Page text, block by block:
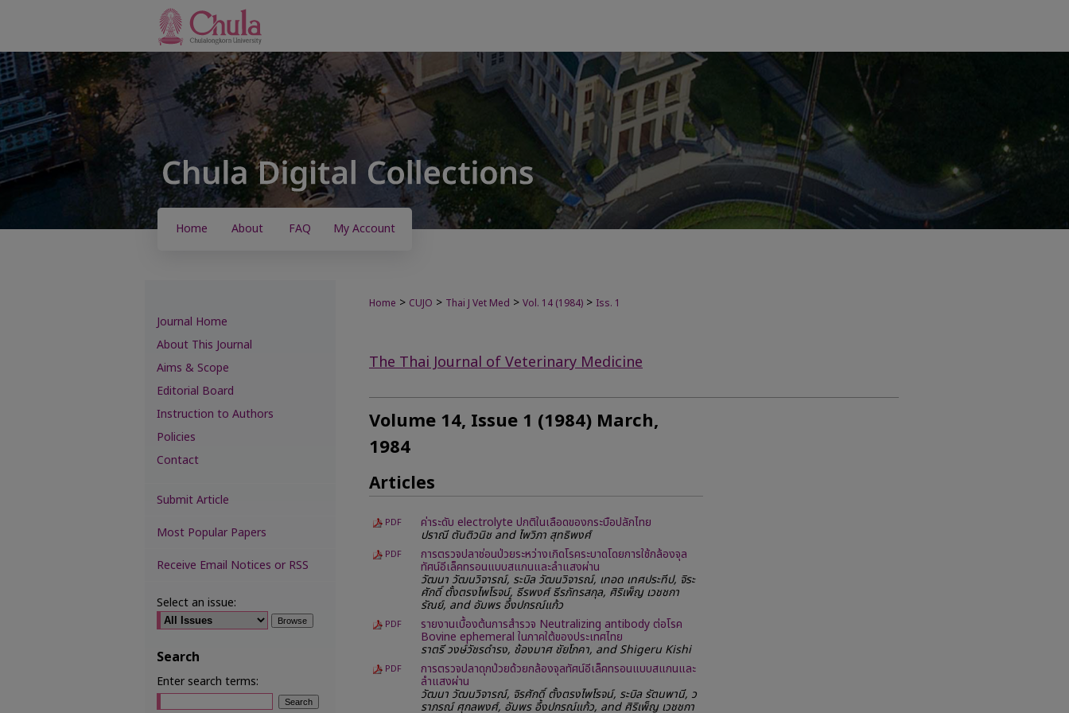
Home About FAQ My Account
Home > CUJO > Thai J Vet Med > Vol. 14 (1984) > Iss. 1
The Thai Journal of Veterinary Medicine
Volume 14, Issue 1 (1984) March,
1984
Articles
PDF ค่าระดับ electrolyte ปกติในเลือดของกระบือปลักไทย
ปราณี ตันติวนิช and ไพวิภา สุทธิพงศ์
PDF การตรวจปลาช่อนป่วยระหว่างเกิดโรคระบาดโดยการใช้กล้องจุล
ทัศน์อีเล็คทรอนแบบสแกนและลำแสงผ่าน
วัฒนา วัฒนวิจารณ์, ระบิล วัฒนวิจารณ์, เทอด เทศประทีป, จิระ
ศักดิ์ ตั้งตรงไพโรจน์, ธีรพงศ์ ธีรภัทรสกุล, ศิริเพ็ญ เวชชกา
รัณย์, and อัมพร อึ้งปกรณ์แก้ว
PDF รายงานเบื้องต้นการสำรวจ Neutralizing antibody ต่อโรค
Bovine ephemeral ในภาคใต้ของประเทศไทย
ราตรี วงษ์วัชรดำรง, ช้องมาศ ชัยโภคา, and Shigeru Kishi
PDF การตรวจปลาดุกป่วยด้วยกล้องจุลทัศน์อีเล็คทรอนแบบสแกนและ
ลำแสงผ่าน
วัฒนา วัฒนวิจารณ์, จิรศักดิ์ ตั้งตรงไพโรจน์, ระบิล รัตนพานี, ว
ราภรณ์ ศุกลพงศ์, อัมพร อึ้งปกรณ์แก้ว, and ศิริเพ็ญ เวชชกา
Journal Home
About This Journal
Aims & Scope
Editorial Board
Instruction to Authors
Policies
Contact
Submit Article
Most Popular Papers
Receive Email Notices or RSS
Select an issue:
Search
Enter search terms: